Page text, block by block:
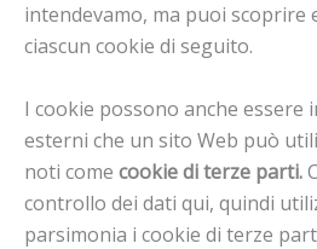
intendevamo, ma puoi scoprire
ciascun cookie di seguito.
I cookie possono anche essere
esterni che un sito Web può
noti come cookie di terze parti.
controllo dei dati qui, quindi
parsimonia i cookie di terze